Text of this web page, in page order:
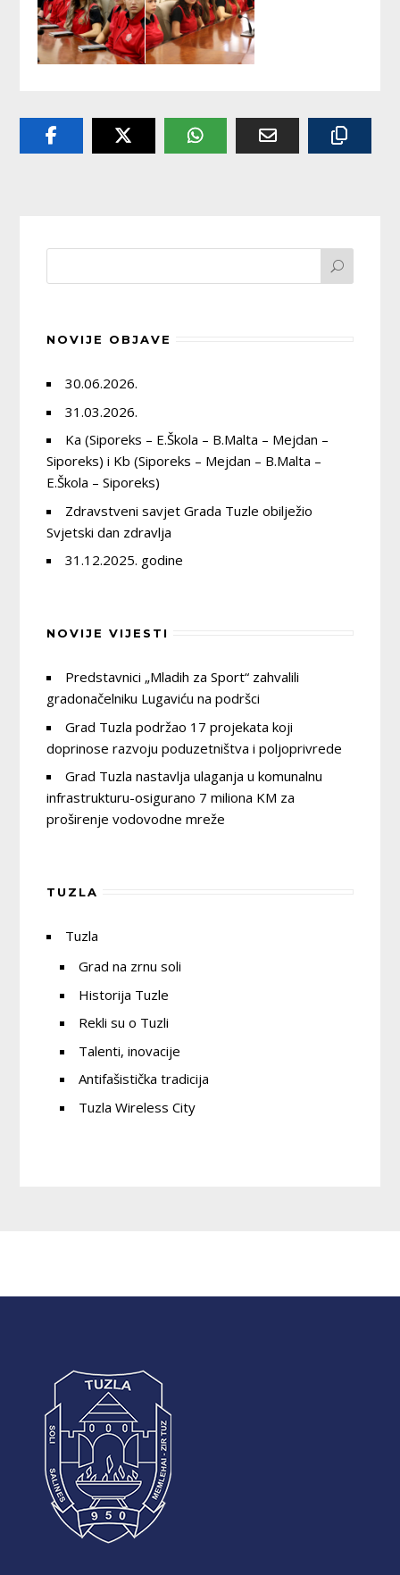
NOVIJE OBJAVE
30.06.2026.
31.03.2026.
Ka (Siporeks – E.Škola – B.Malta – Mejdan –
Siporeks) i Kb (Siporeks – Mejdan – B.Malta –
E.Škola – Siporeks)
Zdravstveni savjet Grada Tuzle obilježio
Svjetski dan zdravlja
31.12.2025. godine
NOVIJE VIJESTI
Predstavnici „Mladih za Sport“ zahvalili
gradonačelniku Lugaviću na podršci
Grad Tuzla podržao 17 projekata koji
doprinose razvoju poduzetništva i poljoprivrede
Grad Tuzla nastavlja ulaganja u komunalnu
infrastrukturu-osigurano 7 miliona KM za
proširenje vodovodne mreže
TUZLA
Tuzla
Grad na zrnu soli
Historija Tuzle
Rekli su o Tuzli
Talenti, inovacije
Antifašistička tradicija
Tuzla Wireless City